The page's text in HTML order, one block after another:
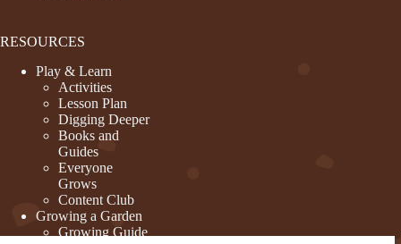
RESOURCES
Play & Learn
Activities
Lesson Plan
Digging Deeper
Books and
Guides
Everyone
Grows
Content Club
Growing a Garden
Growing Guide